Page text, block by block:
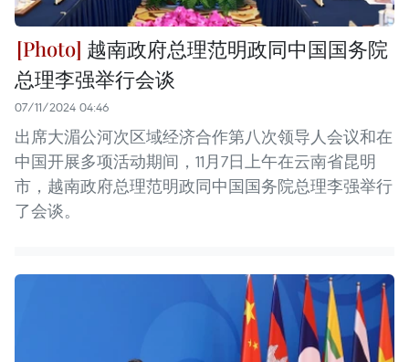
越南政府总理范明政同中国国务院
总理李强举行会谈
07/11/2024 04:46
出席大湄公河次区域经济合作第八次领导人会议和在
中国开展多项活动期间，11月7日上午在云南省昆明
市，越南政府总理范明政同中国国务院总理李强举行
了会谈。